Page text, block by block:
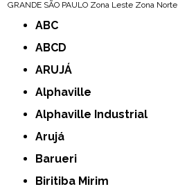
GRANDE SÃO PAULO Zona Leste Zona Norte
ABC
ABCD
ARUJÁ
Alphaville
Alphaville Industrial
Arujá
Barueri
Biritiba Mirim